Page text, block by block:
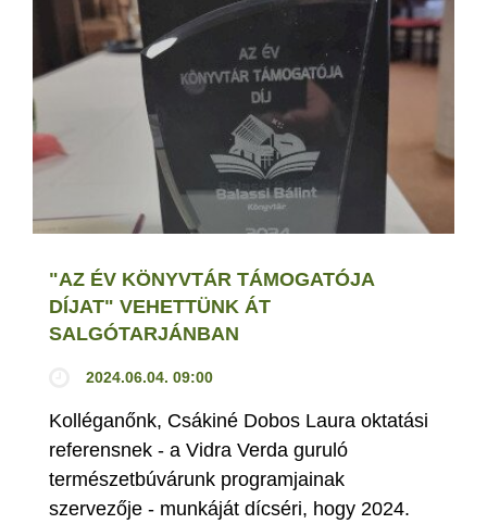
"AZ ÉV KÖNYVTÁR TÁMOGATÓJA
DÍJAT" VEHETTÜNK ÁT
SALGÓTARJÁNBAN
2024.06.04. 09:00
Kolléganőnk, Csákiné Dobos Laura oktatási
referensnek - a Vidra Verda guruló
természetbúvárunk programjainak
szervezője - munkáját dícséri, hogy 2024.